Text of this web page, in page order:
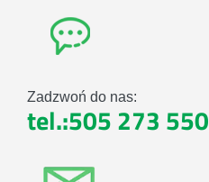
Zadzwoń do nas:
tel.:505 273 550